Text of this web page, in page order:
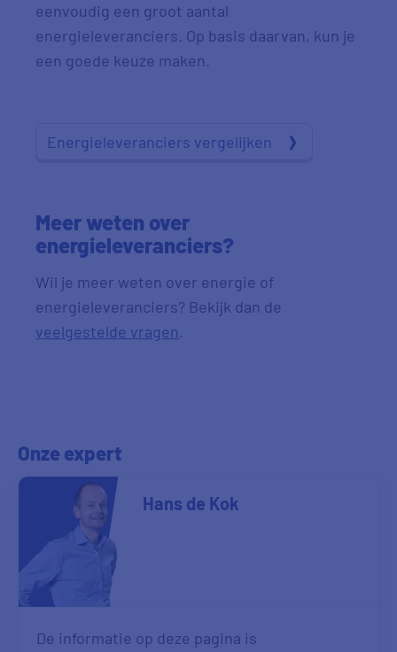
eenvoudig een groot aantal
energieleveranciers. Op basis daarvan, kun je
een goede keuze maken.
Energieleveranciers vergelijken
Meer weten over
energieleveranciers?
Wil je meer weten over energie of
energieleveranciers? Bekijk dan de
veelgestelde vragen.
Onze expert
Hans de Kok
De informatie op deze pagina is